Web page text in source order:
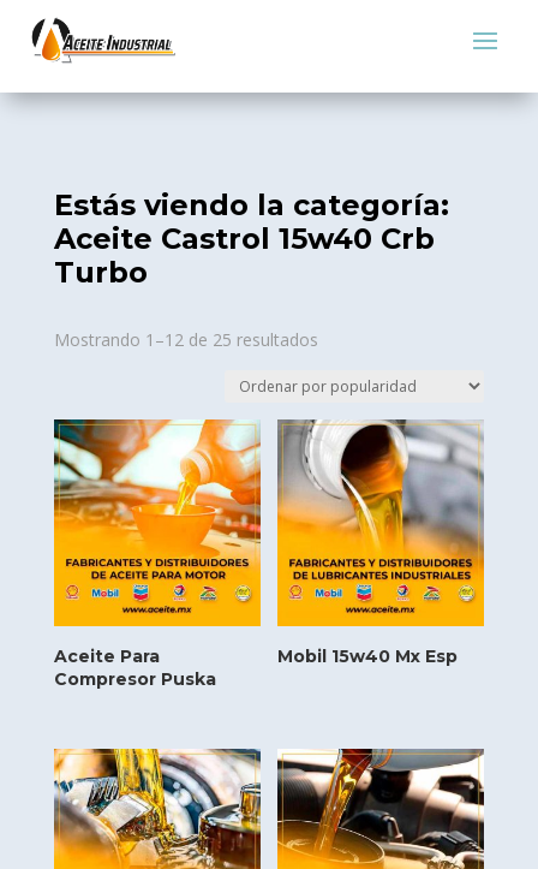
Estás viendo la categoría:
Aceite Castrol 15w40 Crb
Turbo
Mostrando 1–12 de 25 resultadosSorted
popularity
Aceite Para
Compresor Puska
Mobil 15w40 Mx Esp